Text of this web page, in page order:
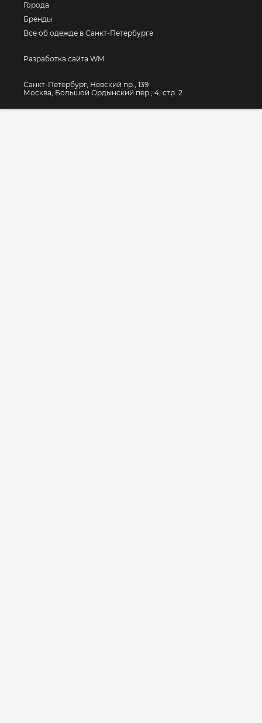
Города
Бренды
Все об одежде в Санкт-Петербурге
Разработка сайта WM
Санкт-Петербург, Невский пр., 139
Москва, Большой Ордынский пер., 4, стр. 2